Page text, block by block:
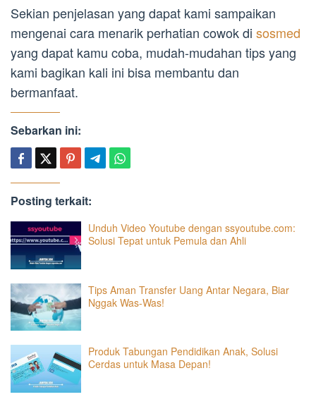
Sekian penjelasan yang dapat kami sampaikan
mengenai cara menarik perhatian cowok di sosmed
yang dapat kamu coba, mudah-mudahan tips yang
kami bagikan kali ini bisa membantu dan
bermanfaat.
Sebarkan ini:
Posting terkait:
Unduh Video Youtube dengan ssyoutube.com:
Solusi Tepat untuk Pemula dan Ahli
Tips Aman Transfer Uang Antar Negara, Biar
Nggak Was-Was!
Produk Tabungan Pendidikan Anak, Solusi
Cerdas untuk Masa Depan!